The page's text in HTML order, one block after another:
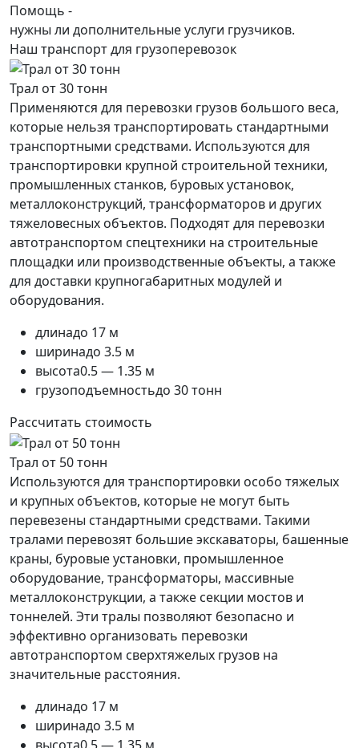
Помощь -
нужны ли дополнительные услуги грузчиков.
Наш транспорт для грузоперевозок
Трал от 30 тонн
Применяются для перевозки грузов большого веса,
которые нельзя транспортировать стандартными
транспортными средствами. Используются для
транспортировки крупной строительной техники,
промышленных станков, буровых установок,
металлоконструкций, трансформаторов и других
тяжеловесных объектов. Подходят для перевозки
автотранспортом спецтехники на строительные
площадки или производственные объекты, а также
для доставки крупногабаритных модулей и
оборудования.
длинадо 17 м
ширинадо 3.5 м
высота0.5 — 1.35 м
грузоподъемностьдо 30 тонн
Рассчитать стоимость
Трал от 50 тонн
Используются для транспортировки особо тяжелых
и крупных объектов, которые не могут быть
перевезены стандартными средствами. Такими
тралами перевозят большие экскаваторы, башенные
краны, буровые установки, промышленное
оборудование, трансформаторы, массивные
металлоконструкции, а также секции мостов и
тоннелей. Эти тралы позволяют безопасно и
эффективно организовать перевозки
автотранспортом сверхтяжелых грузов на
значительные расстояния.
длинадо 17 м
ширинадо 3.5 м